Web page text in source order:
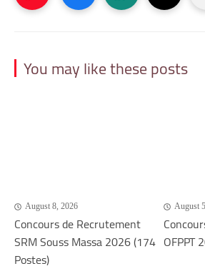
You may like these posts
August 8, 2026
Concours de Recrutement
SRM Souss Massa 2026 (174
Postes)
August
OFPPT